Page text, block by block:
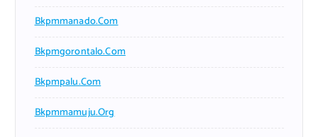
Bkpmmanado.com
Bkpmgorontalo.com
Bkpmpalu.com
Bkpmmamuju.org